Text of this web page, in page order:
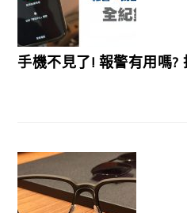
手機不見了! 報警有用嗎?